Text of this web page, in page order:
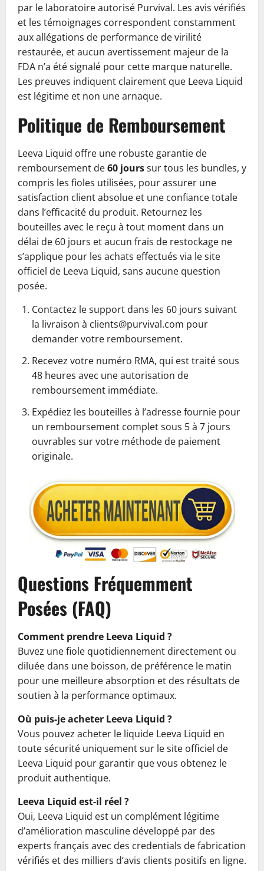
par le laboratoire autorisé Purvival. Les avis vérifiés
et les témoignages correspondent constamment
aux allégations de performance de virilité
restaurée, et aucun avertissement majeur de la
FDA n’a été signalé pour cette marque naturelle.
Les preuves indiquent clairement que Leeva Liquid
est légitime et non une arnaque.
Politique de Remboursement
Leeva Liquid offre une robuste garantie de
remboursement de60 jourssur tous les bundles, y
compris les fioles utilisées, pour assurer une
satisfaction client absolue et une confiance totale
dans l’efficacité du produit. Retournez les
bouteilles avec le reçu à tout moment dans un
délai de 60 jours et aucun frais de restockage ne
s’applique pour les achats effectués via le site
officiel de Leeva Liquid, sans aucune question
posée.
Contactez le support dans les 60 jours suivant
la livraison à clients@purvival.com pour
demander votre remboursement.
Recevez votre numéro RMA, qui est traité sous
48 heures avec une autorisation de
remboursement immédiate.
Expédiez les bouteilles à l’adresse fournie pour
un remboursement complet sous 5 à 7 jours
ouvrables sur votre méthode de paiement
originale.
Questions Fréquemment
Posées (FAQ)
Comment prendre Leeva Liquid ?
Buvez une fiole quotidiennement directement ou
diluée dans une boisson, de préférence le matin
pour une meilleure absorption et des résultats de
soutien à la performance optimaux.
Où puis-je acheter Leeva Liquid ?
Vous pouvez acheter le liquide Leeva Liquid en
toute sécurité uniquement sur le site officiel de
Leeva Liquid pour garantir que vous obtenez le
produit authentique.
Leeva Liquid est-il réel ?
Oui, Leeva Liquid est un complément légitime
d’amélioration masculine développé par des
experts français avec des credentials de fabrication
vérifiés et des milliers d’avis clients positifs en ligne.